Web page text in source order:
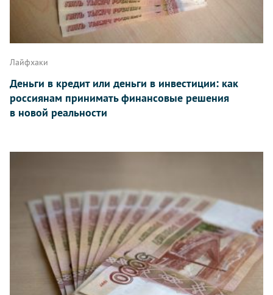
Лайфхаки
Деньги в кредит или деньги в инвестиции: как
россиянам принимать финансовые решения
в новой реальности